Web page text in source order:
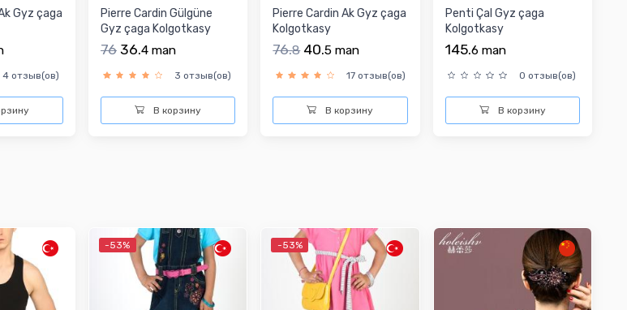
Gyz çaga
4 отзыв(ов)
Pierre Cardin Gülgüne
Gyz çaga Kolgotkasy
76 36.4 man
3 отзыв(ов)
В корзину
Pierre Cardin Ak Gyz çaga
Kolgotkasy
76.8 40.5 man
17 отзыв(ов)
В корзину
Penti Çal Gyz çaga
Kolgotkasy
145.6 man
0 отзыв(ов)
В корзину
-53% -53%